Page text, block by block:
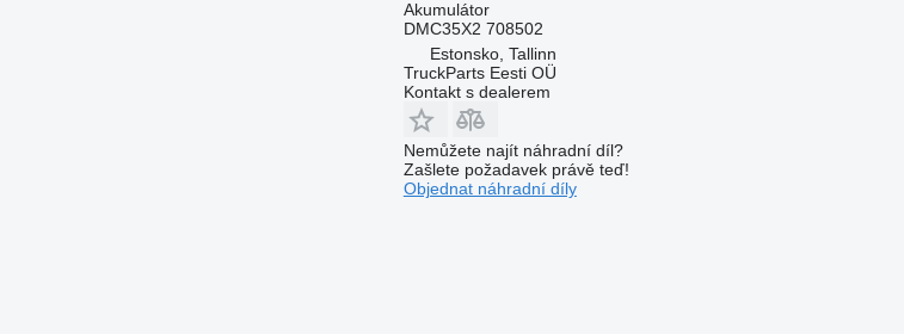
Akumulátor
DMC35X2 708502
Estonsko, Tallinn
TruckParts Eesti OÜ
Kontakt s dealerem
Nemůžete najít náhradní díl?
Zašlete požadavek právě teď!
Objednat náhradní díly